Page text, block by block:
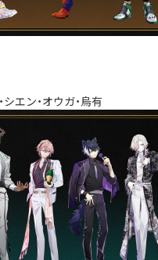
シエン・オウガ・烏有